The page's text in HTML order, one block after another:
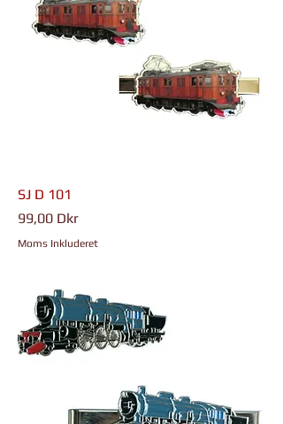
SJ D 101
Pris
99,00 Dkr
Moms Inkluderet